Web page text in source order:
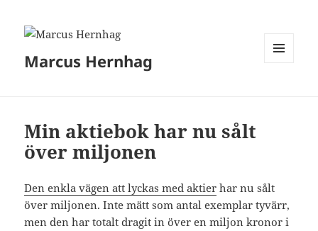
Marcus Hernhag
Min aktiebok har nu sålt
över miljonen
Den enkla vägen att lyckas med aktier har nu sålt
över miljonen. Inte mätt som antal exemplar tyvärr,
men den har totalt dragit in över en miljon kronor i